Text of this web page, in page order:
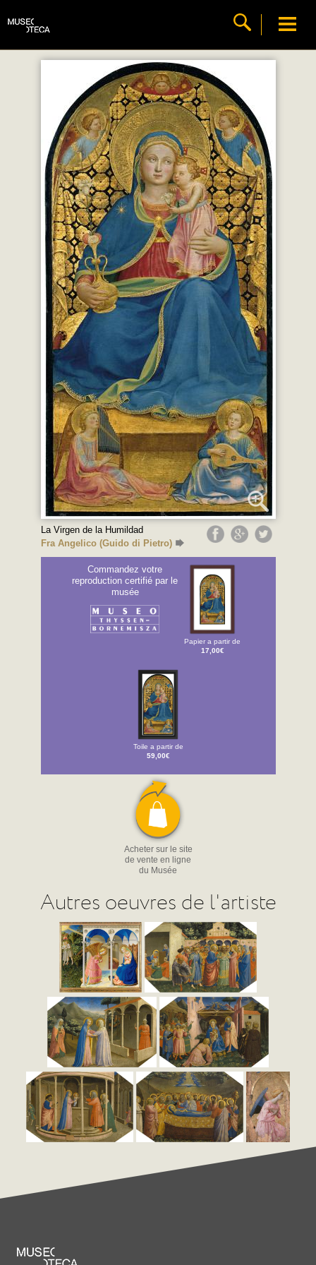
La Virgen de la Humildad
Fra Angelico (Guido di Pietro)
Commandez votre
reproduction certifié par le
musée
Papier a partir de
17,00€
Toile a partir de
59,00€
Acheter sur le site
de vente en ligne
du Musée
Autres oeuvres de l'artiste